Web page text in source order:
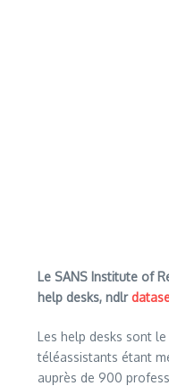
Le SANS Institute of
help desks, ndlr
Les help desks sont
téléassistants étant
auprès de 900